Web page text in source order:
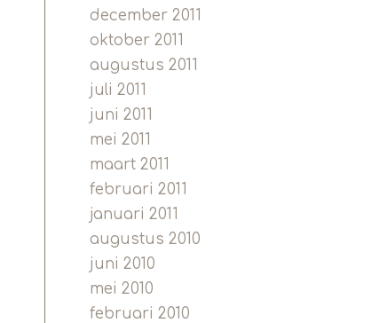
december 2011
oktober 2011
augustus 2011
juli 2011
juni 2011
mei 2011
maart 2011
februari 2011
januari 2011
augustus 2010
juni 2010
mei 2010
februari 2010